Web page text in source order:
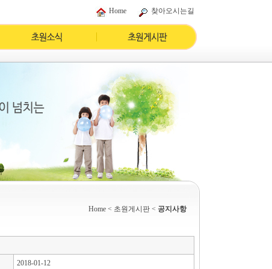
Home 찾아오시는길
Home < 초원게시판 < 공지사항
2018-01-12